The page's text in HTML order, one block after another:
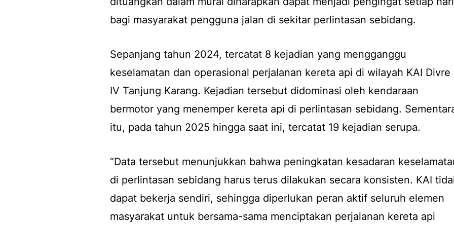
bagi masyarakat pengguna jalan di sekitar perlintasan sebidang.
Sepanjang tahun 2024, tercatat 8 kejadian yang mengganggu
keselamatan dan operasional perjalanan kereta api di wilayah KAI Divre
IV Tanjung Karang. Kejadian tersebut didominasi oleh kendaraan
bermotor yang menemper kereta api di perlintasan sebidang.
itu, pada tahun 2025 hingga saat ini, tercatat 19 kejadian serupa.
“Data tersebut menunjukkan bahwa peningkatan kesadaran
di perlintasan sebidang harus terus dilakukan secara konsisten. KAI
dapat bekerja sendiri, sehingga diperlukan peran aktif seluruh elemen
masyarakat untuk bersama-sama menciptakan perjalanan kereta api